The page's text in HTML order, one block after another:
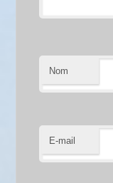
Nom
E-mail